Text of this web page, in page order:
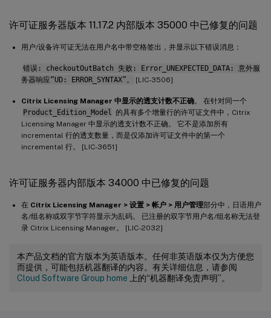
许可证服务器版本 11.17.2 内部版本 35000 中已修复的问题
用户/设备许可证无法在用户名中带空格签出，并显示以下错误消息：
错误: checkoutOutBatch 失败: Error_UNEXPECTED_DATA: 意外服
务器响应“UD: ERROR_SYNTAX”。
[LIC-3506]
Citrix Licensing Manager 中显示的透支计数不正确。 在针对同一个
Product_Edition_Model
的具有多个增量行的许可证文件中，Citrix
Licensing Manager 中显示的透支计数不正确。 它不是添加所有
incremental 行的透支数量，而是仅添加许可证文件中的第一个
incremental 行。 [LIC-3651]
许可证服务器内部版本 34000 中已修复的问题
在 Citrix Licensing Manager > 设置 > 帐户 > 用户管理部分中，日语用户
名/组名称或双字节字符显示为乱码。 已注册的双字节用户名/组名称无法登
录 Citrix Licensing Manager。 [LIC-2032]
本产品文档的官方版本为英语版本。任何非英语版本仅为方便您
而提供，可能包括机器翻译的内容。有关详细信息，请参阅
Cloud Software Group home 上的“机器翻译免责声明”。